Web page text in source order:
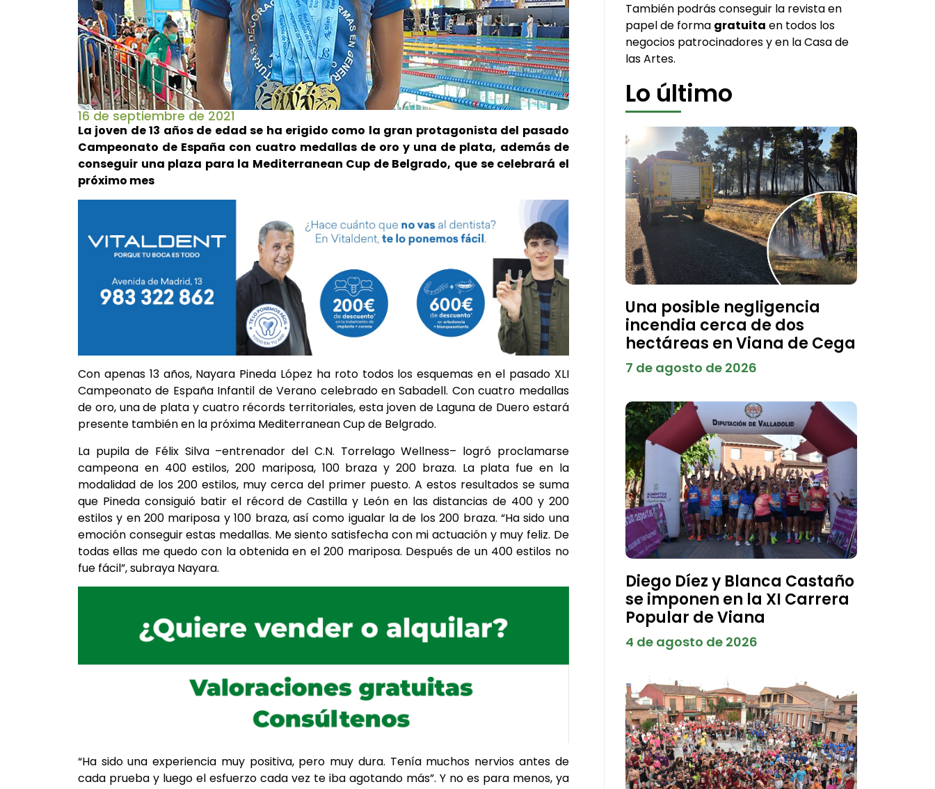
16 de septiembre de 2021
La joven de 13 años de edad se ha erigido como la gran protagonista del pasado
Campeonato de España con cuatro medallas de oro y una de plata, además de
conseguir una plaza para la Mediterranean Cup de Belgrado, que se celebrará el
próximo mes
Con apenas 13 años, Nayara Pineda López ha roto todos los esquemas en el pasado XLI
Campeonato de España Infantil de Verano celebrado en Sabadell. Con cuatro medallas
de oro, una de plata y cuatro récords territoriales, esta joven de Laguna de Duero estará
presente también en la próxima Mediterranean Cup de Belgrado.
La pupila de Félix Silva –entrenador del C.N. Torrelago Wellness– logró proclamarse
campeona en 400 estilos, 200 mariposa, 100 braza y 200 braza. La plata fue en la
modalidad de los 200 estilos, muy cerca del primer puesto. A estos resultados se suma
que Pineda consiguió batir el récord de Castilla y León en las distancias de 400 y 200
estilos y en 200 mariposa y 100 braza, así como igualar la de los 200 braza. “Ha sido una
emoción conseguir estas medallas. Me siento satisfecha con mi actuación y muy feliz. De
todas ellas me quedo con la obtenida en el 200 mariposa. Después de un 400 estilos no
fue fácil”, subraya Nayara.
“Ha sido una experiencia muy positiva, pero muy dura. Tenía muchos nervios antes de
cada prueba y luego el esfuerzo cada vez te iba agotando más”. Y no es para menos, ya
También podrás conseguir la revista en
papel de forma gratuita en todos los
negocios patrocinadores y en la Casa de
las Artes.
Lo último
Una posible negligencia
incendia cerca de dos
hectáreas en Viana de Cega
7 de agosto de 2026
Diego Díez y Blanca Castaño
se imponen en la XI Carrera
Popular de Viana
4 de agosto de 2026